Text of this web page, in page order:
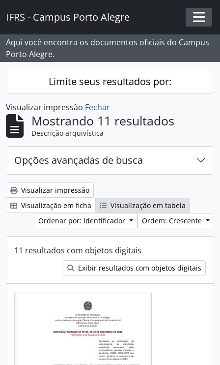
IFRS - Campus Porto Alegre
Aqui você encontra os documentos oficiais do Campus
Porto Alegre.
Limite seus resultados por:
Visualizar impressão Fechar
Mostrando 11 resultados
Descrição arquivística
Opções avançadas de busca
Visualizar impressão
Visualização em ficha
Visualização em tabela
Ordenar por: Identificador
Ordem: Crescente
11 resultados com objetos digitais
Exibir resultados com objetos digitais